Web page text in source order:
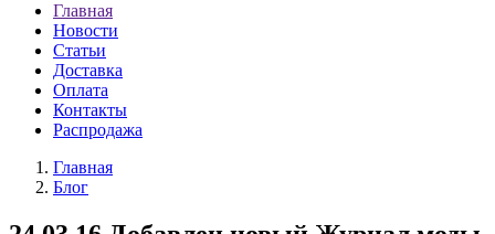
Главная
Новости
Статьи
Доставка
Оплата
Контакты
Распродажа
Главная
Блог